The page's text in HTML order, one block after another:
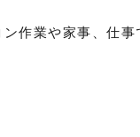
作業や家事、仕